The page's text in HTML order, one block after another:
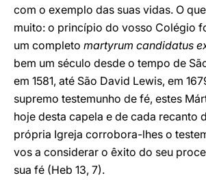
com o exemplo das suas vidas. O
muito: o princípio do vosso Colégio
um completo martyrum candidatus
bem um século desde o tempo de
em 1581, até São David Lewis, em
supremo testemunho de fé, estes
hoje desta capela e de cada recanto
própria Igreja corrobora-lhes o
vos a considerar o êxito do seu
sua fé (Heb 13, 7).